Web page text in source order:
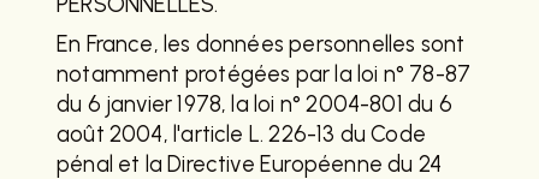
En France, les données personnelles sont
notamment protégées par la loi n° 78-87
du 6 janvier 1978, la loi n° 2004-801 du 6
août 2004, l'article L. 226-13 du Code
pénal et la Directive Européenne du 24